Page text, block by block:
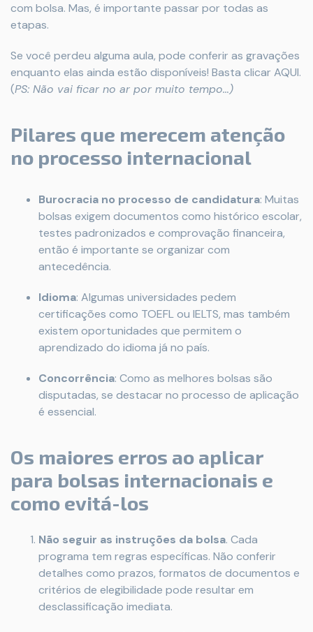
com bolsa. Mas, é importante passar por todas as
etapas.
Se você perdeu alguma aula, pode conferir as gravações
enquanto elas ainda estão disponíveis! Basta clicar AQUI.
(PS: Não vai ficar no ar por muito tempo…)
Pilares que merecem atenção
no processo internacional
Burocracia no processo de candidatura: Muitas
bolsas exigem documentos como histórico escolar,
testes padronizados e comprovação financeira,
então é importante se organizar com
antecedência.
Idioma: Algumas universidades pedem
certificações como TOEFL ou IELTS, mas também
existem oportunidades que permitem o
aprendizado do idioma já no país.
Concorrência: Como as melhores bolsas são
disputadas, se destacar no processo de aplicação
é essencial.
Os maiores erros ao aplicar
para bolsas internacionais e
como evitá-los
Não seguir as instruções da bolsa. Cada
programa tem regras específicas. Não conferir
detalhes como prazos, formatos de documentos e
critérios de elegibilidade pode resultar em
desclassificação imediata.